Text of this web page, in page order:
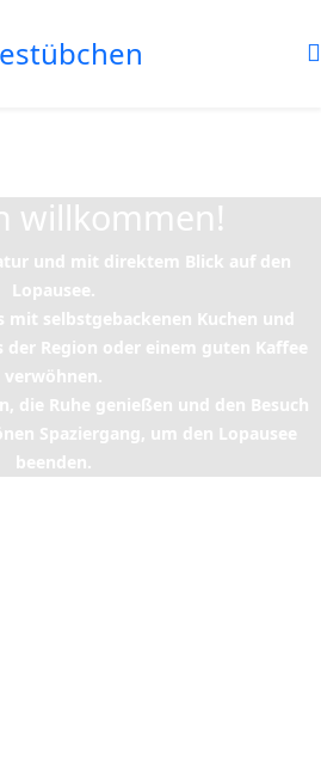
willkommen!
und mit direktem Blick auf den
Lopausee.
mit selbstgebackenen Kuchen und
der Region oder einem guten Kaffee
verwöhnen.
die Ruhe genießen und den Besuch
Spaziergang, um den Lopausee
beenden.